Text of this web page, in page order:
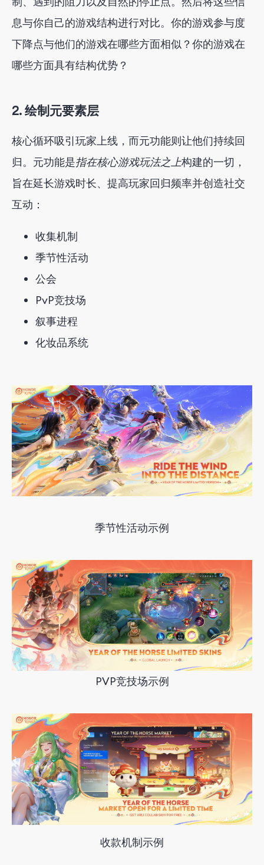
息与你自己的游戏结构进行对比。你的游戏参与度
下降点与他们的游戏在哪些方面相似？你的游戏在
哪些方面具有结构优势？
2. 绘制元要素层
核心循环吸引玩家上线，而元功能则让他们持续回
归。元功能是指在核心游戏玩法之上构建的一切，
旨在延长游戏时长、提高玩家回归频率并创造社交
互动：
收集机制
季节性活动
公会
PvP竞技场
叙事进程
化妆品系统
季节性活动示例
PVP竞技场示例
收款机制示例